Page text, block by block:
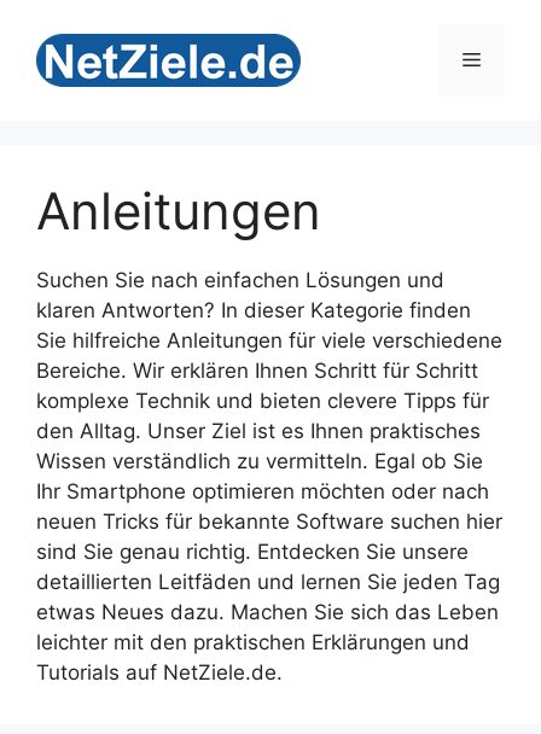
Inhalt
springen
Menü
Anleitungen
Suchen Sie nach einfachen Lösungen und
klaren Antworten? In dieser Kategorie finden
Sie hilfreiche Anleitungen für viele verschiedene
Bereiche. Wir erklären Ihnen Schritt für Schritt
komplexe Technik und bieten clevere Tipps für
den Alltag. Unser Ziel ist es Ihnen praktisches
Wissen verständlich zu vermitteln. Egal ob Sie
Ihr Smartphone optimieren möchten oder nach
neuen Tricks für bekannte Software suchen hier
sind Sie genau richtig. Entdecken Sie unsere
detaillierten Leitfäden und lernen Sie jeden Tag
etwas Neues dazu. Machen Sie sich das Leben
leichter mit den praktischen Erklärungen und
Tutorials auf NetZiele.de.